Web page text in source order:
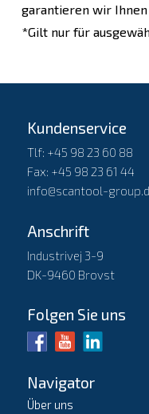
garantieren wir Ihnen
*Gilt nur für
Kundenservice
Tlf: +45 98 23 60 88
Fax: +45 98 23 61 44
info@scantool-
Anschrift
Industrivej 3-9
DK-9460 Brovst
Folgen Sie uns
Navigator
Über uns